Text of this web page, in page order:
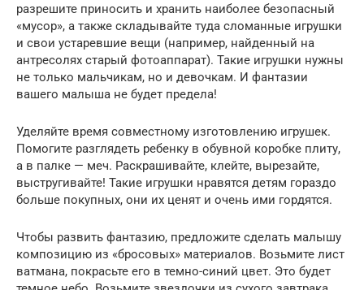
разрешите приносить и хранить наиболее безопасный
«мусор», а также складывайте туда сломанные игрушки
и свои устаревшие вещи (например, найденный на
антресолях старый фотоаппарат). Такие игрушки нужны
не только мальчикам, но и девочкам. И фантазии
вашего малыша не будет предела!
Уделяйте время совместному изготовлению игрушек.
Помогите разглядеть ребенку в обувной коробке плиту,
а в палке — меч. Раскрашивайте, клейте, вырезайте,
выстругивайте! Такие игрушки нравятся детям гораздо
больше покупных, они их ценят и очень ими гордятся.
Чтобы развить фантазию, предложите сделать малышу
композицию из «бросовых» материалов. Возьмите лист
ватмана, покрасьте его в темно-синий цвет. Это будет